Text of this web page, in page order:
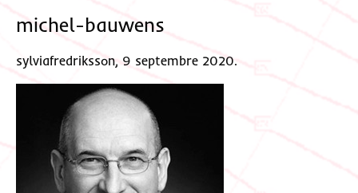
michel-bauwens
sylviafredriksson, 9 septembre 2020.